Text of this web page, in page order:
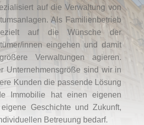
auf die Verwaltung von
Als Familienbetrieb
auf die Wünsche der
innen eingehen und damit
Verwaltungen agieren.
Unternehmensgröße sind wir in
Kunden die passende Lösung
Immobilie hat einen eigenen
Geschichte und Zukunft,
Betreuung bedarf.